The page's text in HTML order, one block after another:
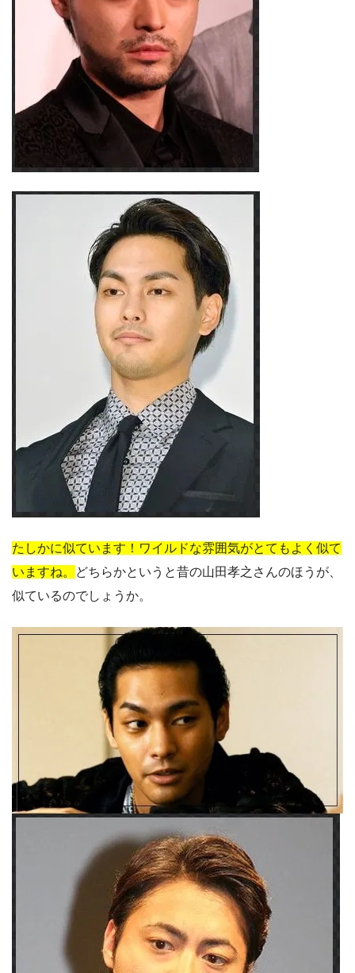
たしかに似ています！ワイルドな雰囲気がとてもよく似て
いますね。
どちらかというと昔の山田孝之さんのほうが、
似ているのでしょうか。